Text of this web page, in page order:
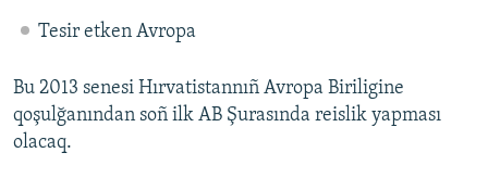
Tesir etken Avropa
Bu 2013 senesi Hırvatistannıñ Avropa Biriligine
qoşulğanından soñ ilk AB Şurasında reislik yapması
olacaq.